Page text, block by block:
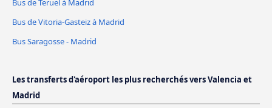
Bus de Teruel à Madrid
Bus de Vitoria-Gasteiz à Madrid
Bus Saragosse - Madrid
Les transferts d'aéroport les plus recherchés vers Valencia et
Madrid